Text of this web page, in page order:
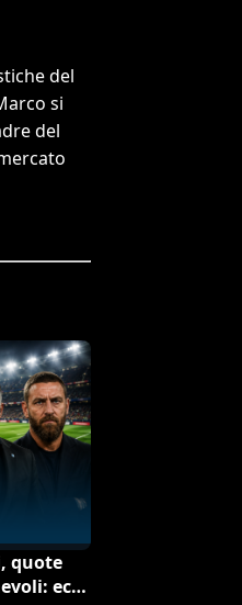
del
si
del
quote
ecco